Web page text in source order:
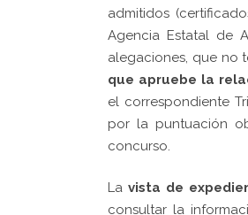
admitidos
Agencia Estatal de
alegaciones, que no
que apruebe la
el correspondiente
por la puntuación
concurso.
La vista de
consultar la